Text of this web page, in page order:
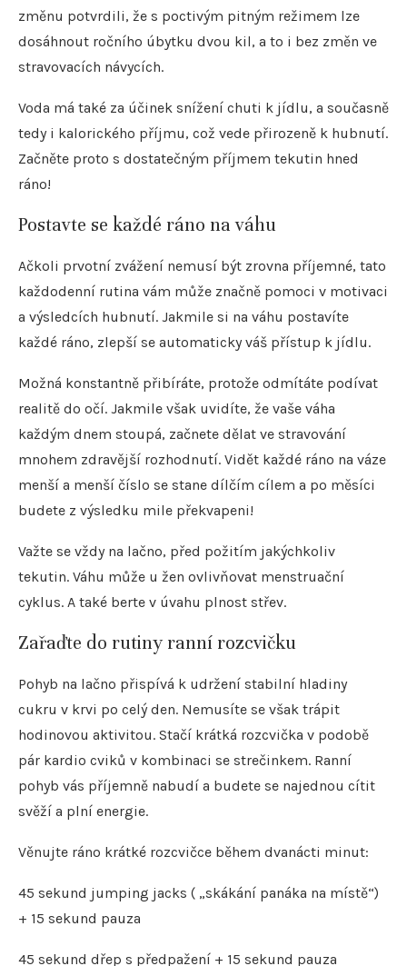
změnu potvrdili, že s poctivým pitným režimem lze
dosáhnout ročního úbytku dvou kil, a to i bez změn ve
stravovacích návycích.
Voda má také za účinek snížení chuti k jídlu, a současně
tedy i kalorického příjmu, což vede přirozeně k hubnutí.
Začněte proto s dostatečným příjmem tekutin hned
ráno!
Postavte se každé ráno na váhu
Ačkoli prvotní zvážení nemusí být zrovna příjemné, tato
každodenní rutina vám může značně pomoci v motivaci
a výsledcích hubnutí. Jakmile si na váhu postavíte
každé ráno, zlepší se automaticky váš přístup k jídlu.
Možná konstantně přibíráte, protože odmítáte podívat
realitě do očí. Jakmile však uvidíte, že vaše váha
každým dnem stoupá, začnete dělat ve stravování
mnohem zdravější rozhodnutí. Vidět každé ráno na váze
menší a menší číslo se stane dílčím cílem a po měsíci
budete z výsledku mile překvapeni!
Važte se vždy na lačno, před požitím jakýchkoliv
tekutin. Váhu může u žen ovlivňovat menstruační
cyklus. A také berte v úvahu plnost střev.
Zařaďte do rutiny ranní rozcvičku
Pohyb na lačno přispívá k udržení stabilní hladiny
cukru v krvi po celý den. Nemusíte se však trápit
hodinovou aktivitou. Stačí krátká rozcvička v podobě
pár kardio cviků v kombinaci se strečinkem. Ranní
pohyb vás příjemně nabudí a budete se najednou cítit
svěží a plní energie.
Věnujte ráno krátké rozcvičce během dvanácti minut:
45 sekund jumping jacks ( „skákání panáka na místě“)
+ 15 sekund pauza
45 sekund dřep s předpažení + 15 sekund pauza